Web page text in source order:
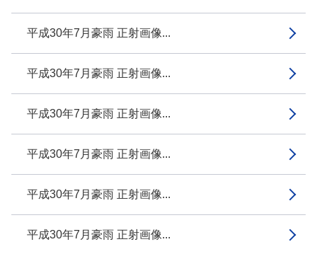
平成30年7月豪雨 正射画像...
平成30年7月豪雨 正射画像...
平成30年7月豪雨 正射画像...
平成30年7月豪雨 正射画像...
平成30年7月豪雨 正射画像...
平成30年7月豪雨 正射画像...